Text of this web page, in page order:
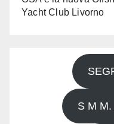
Yacht Club Livorno
S M